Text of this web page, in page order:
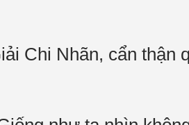
Chi Nhãn, cẩn